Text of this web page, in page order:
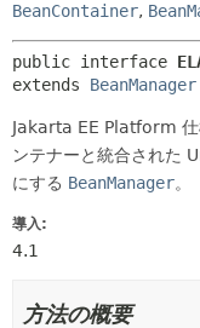
BeanContainer,
public interface
extends BeanManager
Jakarta EE Platform 仕
ンテナーと統合された
にする BeanManager。
導入:
4.1
方法の概要